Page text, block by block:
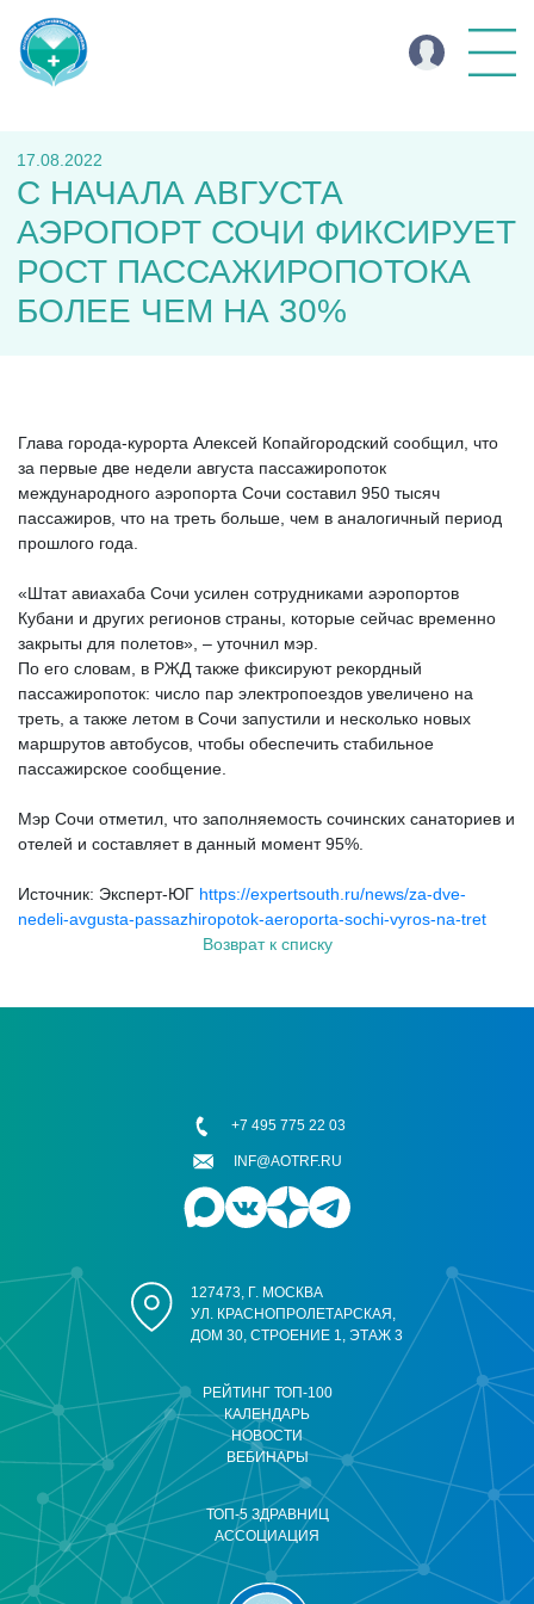
17.08.2022
С НАЧАЛА АВГУСТА
АЭРОПОРТ СОЧИ ФИКСИРУЕТ
РОСТ ПАССАЖИРОПОТОКА
БОЛЕЕ ЧЕМ НА 30%
Глава города-курорта Алексей Копайгородский сообщил, что
за первые две недели августа пассажиропоток
международного аэропорта Сочи составил 950 тысяч
пассажиров, что на треть больше, чем в аналогичный период
прошлого года.
«Штат авиахаба Сочи усилен сотрудниками аэропортов
Кубани и других регионов страны, которые сейчас временно
закрыты для полетов», – уточнил мэр.
По его словам, в РЖД также фиксируют рекордный
пассажиропоток: число пар электропоездов увеличено на
треть, а также летом в Сочи запустили и несколько новых
маршрутов автобусов, чтобы обеспечить стабильное
пассажирское сообщение.
Мэр Сочи отметил, что заполняемость сочинских санаториев и
отелей и составляет в данный момент 95%.
Источник: Эксперт-ЮГ https://expertsouth.ru/news/za-dve-
nedeli-avgusta-passazhiropotok-aeroporta-sochi-vyros-na-tret
Возврат к списку
РЕЙТИНГ ТОП-100
КАЛЕНДАРЬ
НОВОСТИ
ВЕБИНАРЫ
ТОП-5 ЗДРАВНИЦ
АССОЦИАЦИЯ
127473, Г. МОСКВА
УЛ. КРАСНОПРОЛЕТАРСКАЯ,
ДОМ 30, СТРОЕНИЕ 1, ЭТАЖ 3
+7 495 775 22 03
INF@AOTRF.RU